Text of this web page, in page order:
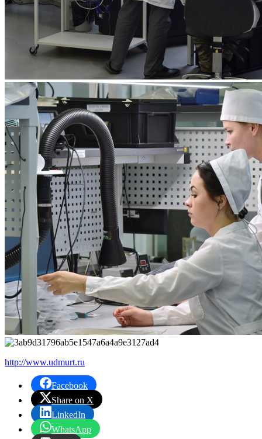
http://www.udmurt.ru
Facebook
Share on X
LinkedIn
WhatsApp